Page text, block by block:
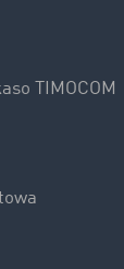
TIMOCOM